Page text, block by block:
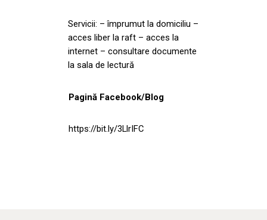
Servicii: – împrumut la domiciliu –
acces liber la raft – acces la
internet – consultare documente
la sala de lectură
Pagină Facebook/Blog
https://bit.ly/3LlrIFC